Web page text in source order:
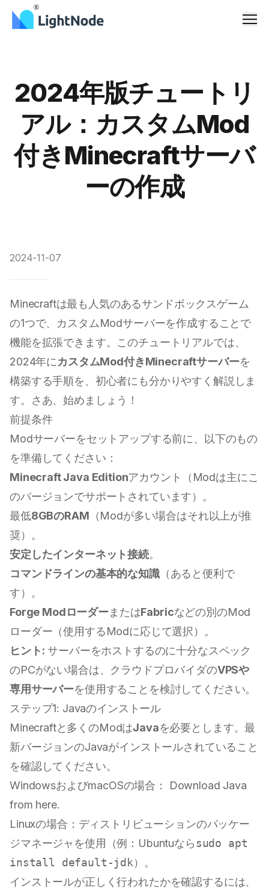
メ
2024年版チュートリ
アル：カスタムMod
付きMinecraftサーバ
ーの作成
2024-11-07
Minecraftは最も人気のあるサンドボックスゲーム
の1つで、カスタムModサーバーを作成することで
機能を拡張できます。このチュートリアルでは、
2024年にカスタムMod付きMinecraftサーバーを
構築する手順を、初心者にも分かりやすく解説しま
す。さあ、始めましょう！
前提条件
Modサーバーをセットアップする前に、以下のもの
を準備してください：
Minecraft Java Editionアカウント（Modは主にこ
のバージョンでサポートされています）。
最低8GBのRAM （Modが多い場合はそれ以上が推
奨）。
安定したインターネット接続。
コマンドラインの基本的な知識（あると便利で
す）。
Forge Modローダー またはFabricなどの別のMod
ローダー（使用するModに応じて選択）。
ヒント: サーバーをホストするのに十分なスペック
のPCがない場合は、クラウドプロバイダのVPSや
専用サーバーを使用することを検討してください。
ステップ1: Javaのインストール
Minecraftと多くのModはJavaを必要とします。最
新バージョンのJavaがインストールされていること
を確認してください。
WindowsおよびmacOSの場合：
Download Java
from here.
Linuxの場合：ディストリビューションのパッケー
ジマネージャを使用（例：Ubuntuなら sudo apt
install default-jdk）。
インストールが正しく行われたかを確認するには、